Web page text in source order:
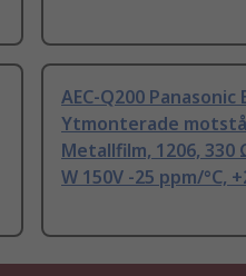
AEC-Q200 Panasonic
Ytmonterade
Metallfilm, 1206, 330
W 150V -25 ppm/°C,